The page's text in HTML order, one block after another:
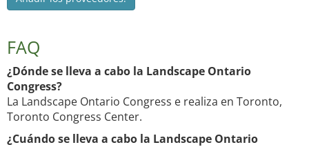
FAQ
¿Dónde se lleva a cabo la Landscape Ontario
Congress?
La Landscape Ontario Congress e realiza en Toronto,
Toronto Congress Center.
¿Cuándo se lleva a cabo la Landscape Ontario